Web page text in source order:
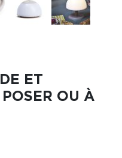
ET
OU À